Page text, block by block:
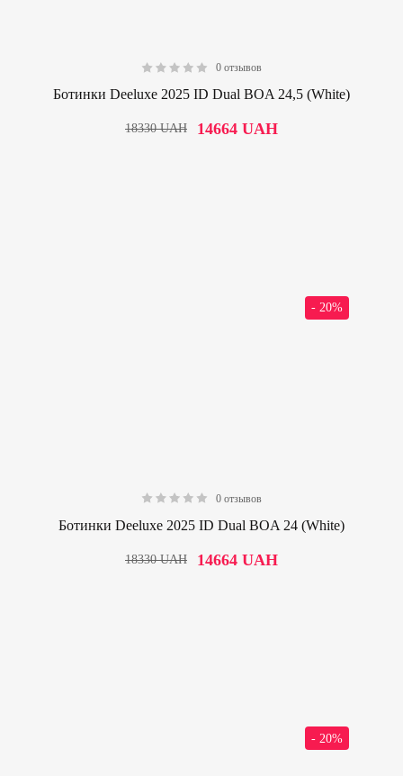
0 отзывов
Ботинки Deeluxe 2025 ID Dual BOA 24,5 (White)
14664UAH
18330UAH
- 20%
0 отзывов
Ботинки Deeluxe 2025 ID Dual BOA 24 (White)
14664UAH
18330UAH
- 20%